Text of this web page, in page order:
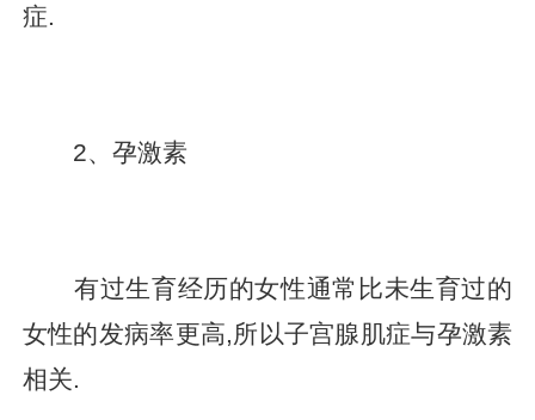
症.
2、孕激素
有过生育经历的女性通常比未生育过的
女性的发病率更高,所以子宫腺肌症与孕激素
相关.